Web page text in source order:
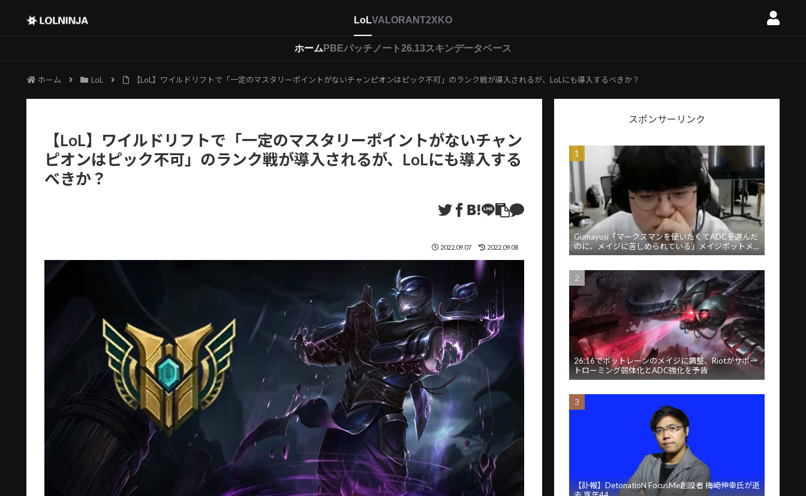
LoLVALORANT2XKO
ホーム PBEパッチノート26.13スキンデータベース
ホーム LoL 【LoL】ワイルドリフトで「一定のマスタリーポイントがないチャンピオンはピック不可」のランク戦が導入されるが、LoLにも導入するべきか？
【LoL】ワイルドリフトで「一定のマスタリーポイントがないチャン
ピオンはピック不可」のランク戦が導入されるが、LoLにも導入する
べきか？
2022.09.07 2022.09.08
スポンサーリンク
Gumayusi「マークスマンを使いたくてADCを選んだ
のに、メイジに苦しめられている」メイジボットメ
タに苦言
26.16でボットレーンのメイジに調整、Riotがサポー
トローミング弱体化とADC強化を予告
【訃報】DetonatioN FocusMe創設者 梅崎伸幸氏が逝